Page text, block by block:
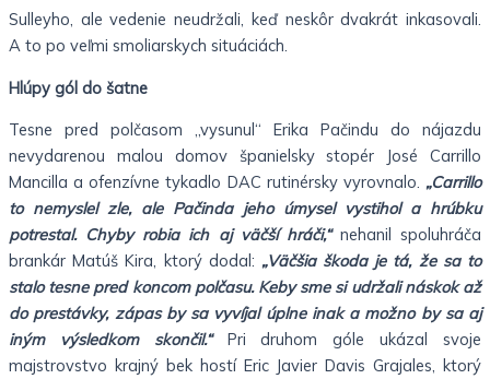
Sulleyho, ale vedenie neudržali, keď neskôr dvakrát inkasovali.
A to po veľmi smoliarskych situáciách.
Hlúpy gól do šatne
Tesne pred polčasom „vysunul“ Erika Pačindu do nájazdu
nevydarenou malou domov španielsky stopér José Carrillo
Mancilla a ofenzívne tykadlo DAC rutinérsky vyrovnalo. „Carrillo
to nemyslel zle, ale Pačinda jeho úmysel vystihol a hrúbku
potrestal. Chyby robia ich aj väčší hráči,“nehanil spoluhráča
brankár Matúš Kira, ktorý dodal: „Väčšia škoda je tá, že sa to
stalo tesne pred koncom polčasu. Keby sme si udržali náskok až
do prestávky, zápas by sa vyvíjal úplne inak a možno by sa aj
iným výsledkom skončil.“Pri druhom góle ukázal svoje
majstrovstvo krajný bek hostí Eric Javier Davis Grajales, ktorý